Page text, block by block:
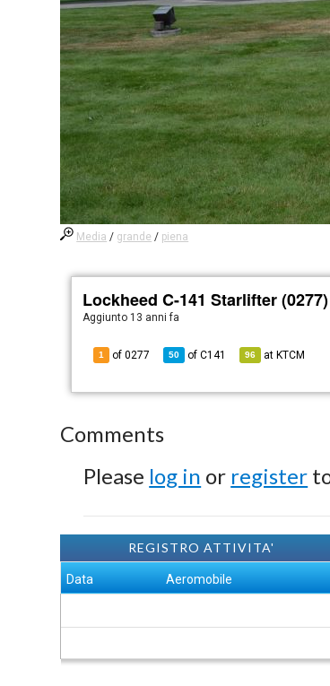
Media / grande / piena
Lockheed C-141 Starlifter (0277)
Aggiunto 13 anni fa
1 of 0277 50 ofC141 96 at KTCM
Comments
Please log in or register
REGISTRO ATTIVITA'
Data Aeromobile